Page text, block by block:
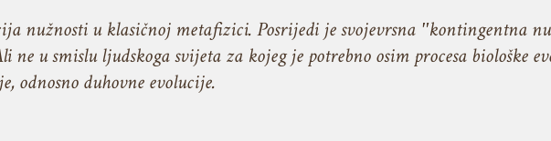
nužnosti u klasičnoj metafizici. Posrijedi je svojevrsna ʺkontingentna
ne u smislu ljudskoga svijeta za kojeg je potrebno osim procesa biološke
duhovne evolucije.